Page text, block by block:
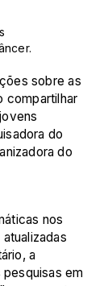
sobre as
compartilhar
do
do
nos
a
em